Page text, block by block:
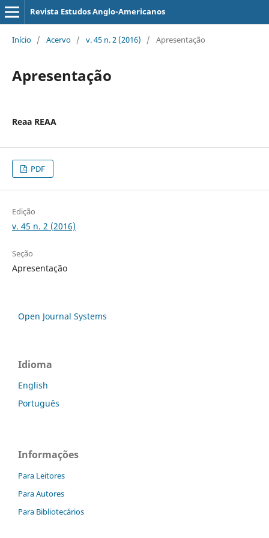
Revista Estudos Anglo-Americanos
Início / Acervo / v. 45 n. 2 (2016) / Apresentação
Apresentação
Reaa REAA
PDF
Edição
v. 45 n. 2 (2016)
Seção
Apresentação
Open Journal Systems
Idioma
English
Português
Informações
Para Leitores
Para Autores
Para Bibliotecários